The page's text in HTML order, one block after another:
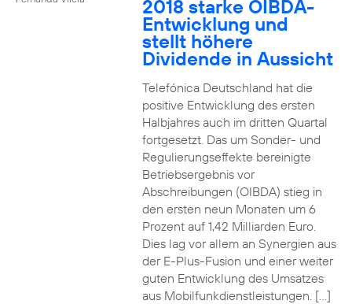
2018 starke OIBDA-
Entwicklung und
stellt höhere
Dividende in Aussicht
Telefónica Deutschland hat die
positive Entwicklung des ersten
Halbjahres auch im dritten Quartal
fortgesetzt. Das um Sonder- und
Regulierungseffekte bereinigte
Betriebsergebnis vor
Abschreibungen (OIBDA) stieg in
den ersten neun Monaten um 6
Prozent auf 1,42 Milliarden Euro.
Dies lag vor allem an Synergien aus
der E-Plus-Fusion und einer weiter
guten Entwicklung des Umsatzes
aus Mobilfunkdienstleistungen. […]